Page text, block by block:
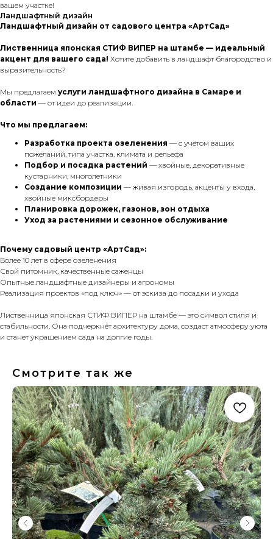
вашем участке!
Ландшафтный дизайн
Ландшафтный дизайн от садового центра «АртСад»
Лиственница японская СТИФ ВИПЕР на штамбе — идеальный
акцент для вашего сада! Хотите добавить в ландшафт благородство и
выразительность?
Мы предлагаем услуги ландшафтного дизайна в Самаре и
области — от идеи до реализации.
Что мы предлагаем:
Разработка проекта озеленения — с учётом ваших
пожеланий, типа участка, климата и рельефа
Подбор и посадка растений — хвойные, декоративные
кустарники, многолетники
Создание композиции — живая изгородь, акценты у входа,
хвойные миксбордеры
Планировка дорожек, газонов, зон отдыха
Уход за растениями и сезонное обслуживание
Почему садовый центр «АртСад»:
Более 10 лет в сфере озеленения
Свой питомник, качественные саженцы
Опытные ландшафтные дизайнеры и агрономы
Реализация проектов «под ключ» — от эскиза до посадки и ухода
Лиственница японская СТИФ ВИПЕР на штамбе — это символ стиля и
стабильности. Она подчеркнёт архитектуру дома, создаст атмосферу уюта
и станет украшением сада на долгие годы.
Смотрите так же